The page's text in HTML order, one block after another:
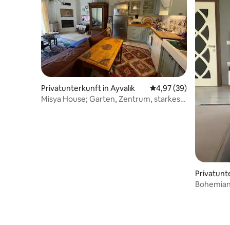
Privatunterkunft in Ayvalık Durchschnittliche
4,97 (39)
Misya House; Garten, Zentrum, starkes